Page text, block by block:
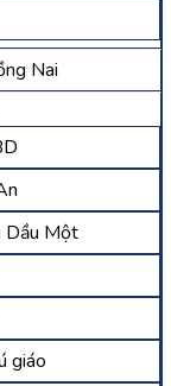
Nai
Dầu Một
giáo